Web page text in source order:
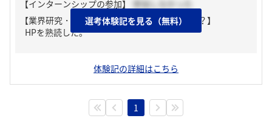
【インターンシップの参加】
参加しなかった
【業界研究・企業研究はどんな風にしましたか？】
HPを熟読した。
選考体験記を見る（無料）
体験記の詳細はこちら
1